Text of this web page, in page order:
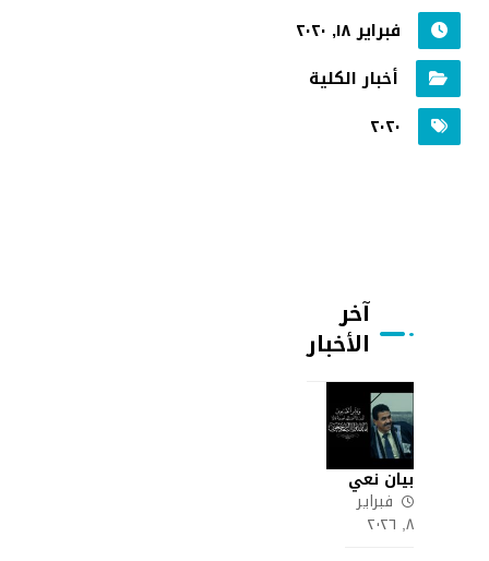
فبراير ١٨, ٢٠٢٠
أخبار الكلية
٢٠٢٠
آخر
الأخبار
بيان نعي
فبراير
٨, ٢٠٢٦